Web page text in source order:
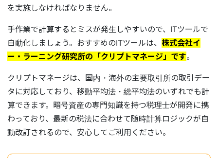
を実施しなければなりません。
手作業で計算するとミスが発生しやすいので、ITツールで
自動化しましょう。おすすめのITツールは、 株式会社イ
ー・ラーニング研究所の「クリプトマネージ」です。
クリプトマネージは、国内・海外の主要取引所の取引デー
タに対応しており、移動平均法・総平均法のいずれでも計
算できます。暗号資産の専門知識を持つ税理士が開発に携
わっており、最新の税法に合わせて随時計算ロジックが自
動改訂されるので、安心してご利用ください。